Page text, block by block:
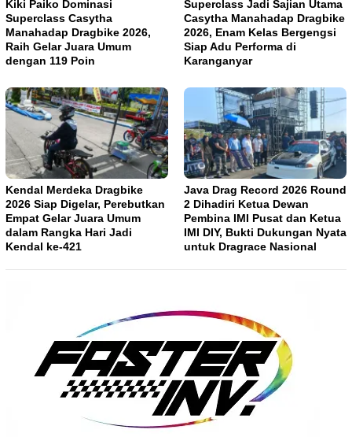
Kiki Paiko Dominasi
Superclass Casytha
Manahadap Dragbike 2026,
Raih Gelar Juara Umum
dengan 119 Poin
Superclass Jadi Sajian Utama
Casytha Manahadap Dragbike
2026, Enam Kelas Bergengsi
Siap Adu Performa di
Karanganyar
Kendal Merdeka Dragbike
2026 Siap Digelar, Perebutkan
Empat Gelar Juara Umum
dalam Rangka Hari Jadi
Kendal ke-421
Java Drag Record 2026 Round
2 Dihadiri Ketua Dewan
Pembina IMI Pusat dan Ketua
IMI DIY, Bukti Dukungan Nyata
untuk Dragrace Nasional